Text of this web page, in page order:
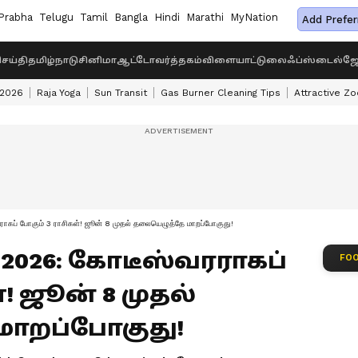
Telugu Tamil Bangla Hindi Marathi MyNation Add
தமிழ்நாடுசினிமாஆட்டோவர்த்தகம்விளையாட்டுலைஃப்ஸ்டைல்
Raja Yoga Sun Transit Gas Burner Cleaning Tips Attractive
போகும் 3 ராசிகள்! ஜூன் 8 முதல் தலையெழுத்தே மாறப்போகுது!
2026: கோடீஸ்வரராகப்
ஜூன் 8 முதல்